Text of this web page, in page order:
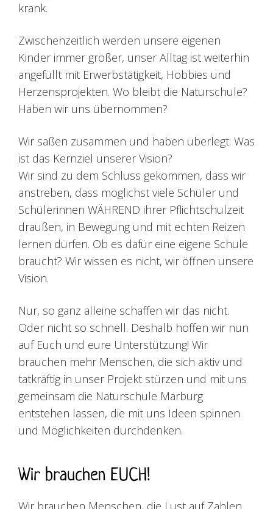
krank.
Zwischenzeitlich werden unsere eigenen
Kinder immer größer, unser Alltag ist weiterhin
angefüllt mit Erwerbstätigkeit, Hobbies und
Herzensprojekten. Wo bleibt die Naturschule?
Haben wir uns übernommen?
Wir saßen zusammen und haben überlegt: Was
ist das Kernziel unserer Vision?
Wir sind zu dem Schluss gekommen, dass wir
anstreben, dass möglichst viele Schüler und
Schülerinnen WÄHREND ihrer Pflichtschulzeit
draußen, in Bewegung und mit echten Reizen
lernen dürfen. Ob es dafür eine eigene Schule
braucht? Wir wissen es nicht, wir öffnen unsere
Vision.
Nur, so ganz alleine schaffen wir das nicht.
Oder nicht so schnell. Deshalb hoffen wir nun
auf Euch und eure Unterstützung! Wir
brauchen mehr Menschen, die sich aktiv und
tatkräftig in unser Projekt stürzen und mit uns
gemeinsam die Naturschule Marburg
entstehen lassen, die mit uns Ideen spinnen
und Möglichkeiten durchdenken.
Wir brauchen EUCH!
Wir brauchen Menschen, die Lust auf Zahlen